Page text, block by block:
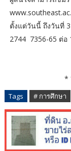
ตั้งแต่วันนี้ ถึงวันที่
2744 7356-65 ต่อ
* * * *
Tags # การศึกษา